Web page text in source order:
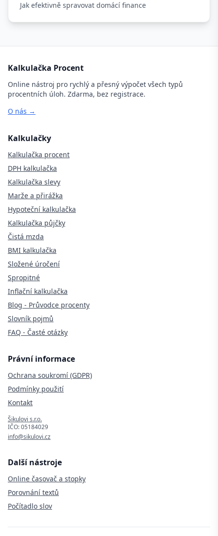
Jak efektivně spravovat domácí finance
Kalkulačka Procent
Online nástroj pro rychlý a přesný výpočet všech typů
procentních úloh. Zdarma, bez registrace.
O nás →
Kalkulačky
Kalkulačka procent
DPH kalkulačka
Kalkulačka slevy
Marže a přirážka
Hypoteční kalkulačka
Kalkulačka půjčky
Čistá mzda
BMI kalkulačka
Složené úročení
Spropitné
Inflační kalkulačka
Blog - Průvodce procenty
Slovník pojmů
FAQ - Časté otázky
Právní informace
Ochrana soukromí (GDPR)
Podmínky použití
Kontakt
Šikulovi s.r.o.
IČO: 05184029
info@sikulovi.cz
Další nástroje
Online časovač a stopky
Porovnání textů
Počítadlo slov